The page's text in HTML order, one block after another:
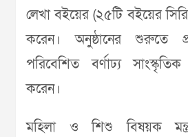
লেখা বইয়ের (২৫টি বইয়ের
করেন। অনুষ্ঠানের শুরুতে
পরিবেশিত বর্ণাঢ্য
করেন।
মহিলা ও শিশু বিষয়ক